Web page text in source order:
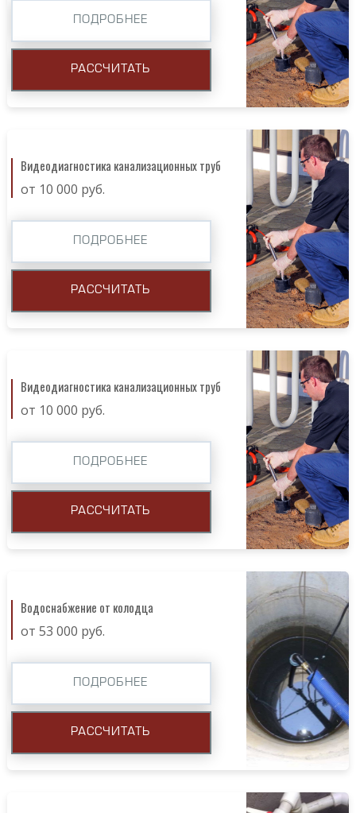
ПОДРОБНЕЕ
РАССЧИТАТЬ
Видеодиагностика канализационных труб
от 10 000 руб.
ПОДРОБНЕЕ
РАССЧИТАТЬ
Видеодиагностика канализационных труб
от 10 000 руб.
ПОДРОБНЕЕ
РАССЧИТАТЬ
Водоснабжение от колодца
от 53 000 руб.
ПОДРОБНЕЕ
РАССЧИТАТЬ